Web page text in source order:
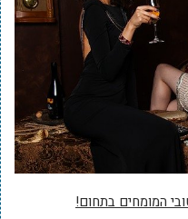
המומחים בתחום!